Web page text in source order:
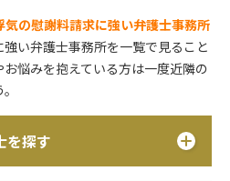
の慰謝料請求に強い弁護士事務所
い弁護士事務所を一覧で見ること
悩みを抱えている方は一度近隣の
を探す